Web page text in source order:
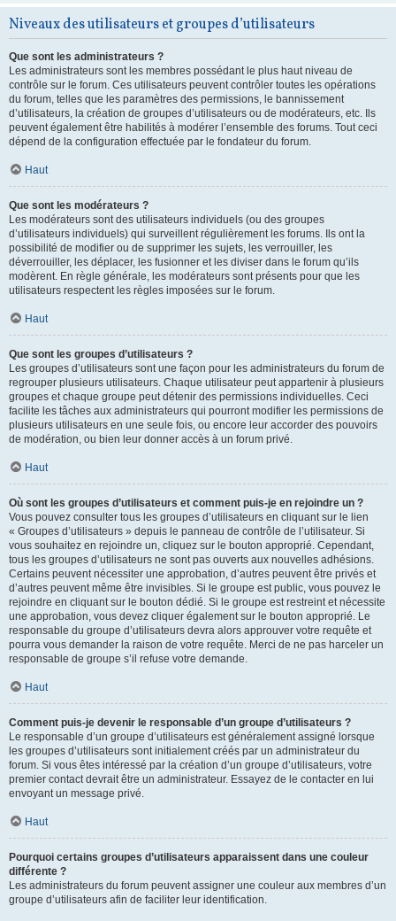
Niveaux des utilisateurs et groupes d’utilisateurs
Que sont les administrateurs ?
Les administrateurs sont les membres possédant le plus haut niveau de
contrôle sur le forum. Ces utilisateurs peuvent contrôler toutes les opérations
du forum, telles que les paramètres des permissions, le bannissement
d’utilisateurs, la création de groupes d’utilisateurs ou de modérateurs, etc. Ils
peuvent également être habilités à modérer l’ensemble des forums. Tout ceci
dépend de la configuration effectuée par le fondateur du forum.
Haut
Que sont les modérateurs ?
Les modérateurs sont des utilisateurs individuels (ou des groupes
d’utilisateurs individuels) qui surveillent régulièrement les forums. Ils ont la
possibilité de modifier ou de supprimer les sujets, les verrouiller, les
déverrouiller, les déplacer, les fusionner et les diviser dans le forum qu’ils
modèrent. En règle générale, les modérateurs sont présents pour que les
utilisateurs respectent les règles imposées sur le forum.
Haut
Que sont les groupes d’utilisateurs ?
Les groupes d’utilisateurs sont une façon pour les administrateurs du forum de
regrouper plusieurs utilisateurs. Chaque utilisateur peut appartenir à plusieurs
groupes et chaque groupe peut détenir des permissions individuelles. Ceci
facilite les tâches aux administrateurs qui pourront modifier les permissions de
plusieurs utilisateurs en une seule fois, ou encore leur accorder des pouvoirs
de modération, ou bien leur donner accès à un forum privé.
Haut
Où sont les groupes d’utilisateurs et comment puis-je en rejoindre un ?
Vous pouvez consulter tous les groupes d’utilisateurs en cliquant sur le lien
« Groupes d’utilisateurs » depuis le panneau de contrôle de l’utilisateur. Si
vous souhaitez en rejoindre un, cliquez sur le bouton approprié. Cependant,
tous les groupes d’utilisateurs ne sont pas ouverts aux nouvelles adhésions.
Certains peuvent nécessiter une approbation, d’autres peuvent être privés et
d’autres peuvent même être invisibles. Si le groupe est public, vous pouvez le
rejoindre en cliquant sur le bouton dédié. Si le groupe est restreint et nécessite
une approbation, vous devez cliquer également sur le bouton approprié. Le
responsable du groupe d’utilisateurs devra alors approuver votre requête et
pourra vous demander la raison de votre requête. Merci de ne pas harceler un
responsable de groupe s’il refuse votre demande.
Haut
Comment puis-je devenir le responsable d’un groupe d’utilisateurs ?
Le responsable d’un groupe d’utilisateurs est généralement assigné lorsque
les groupes d’utilisateurs sont initialement créés par un administrateur du
forum. Si vous êtes intéressé par la création d’un groupe d’utilisateurs, votre
premier contact devrait être un administrateur. Essayez de le contacter en lui
envoyant un message privé.
Haut
Pourquoi certains groupes d’utilisateurs apparaissent dans une couleur
différente ?
Les administrateurs du forum peuvent assigner une couleur aux membres d’un
groupe d’utilisateurs afin de faciliter leur identification.